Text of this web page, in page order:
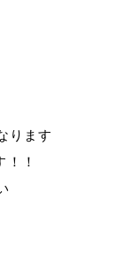
ります
！